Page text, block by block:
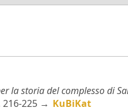
la storia del complesso di
216-225 → KuBiKat